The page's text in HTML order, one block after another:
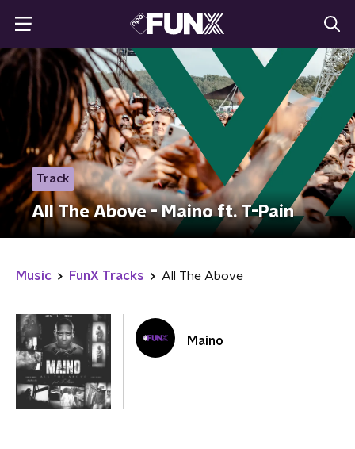
Track
All The Above - Maino ft. T-Pain
Music FunX Tracks All The Above
Maino